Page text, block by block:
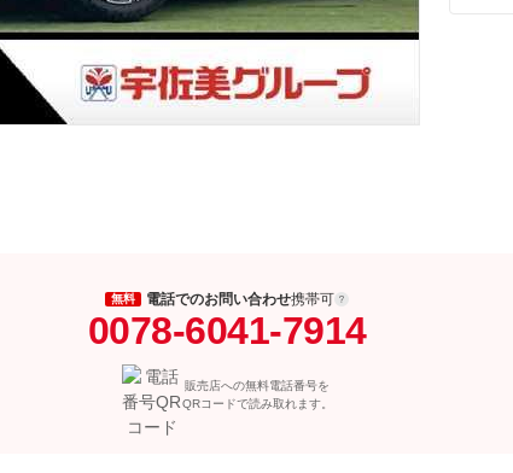
無料 電話でのお問い合わせ携帯可
0078-6041-7914
販売店への無料電話番号を
QRコードで読み取れます。